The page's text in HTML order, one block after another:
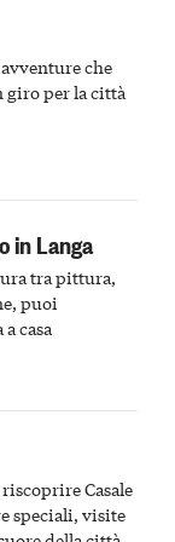
che
per la città
in Langa
tra pittura,
puoi
casa
Casale
speciali, visite